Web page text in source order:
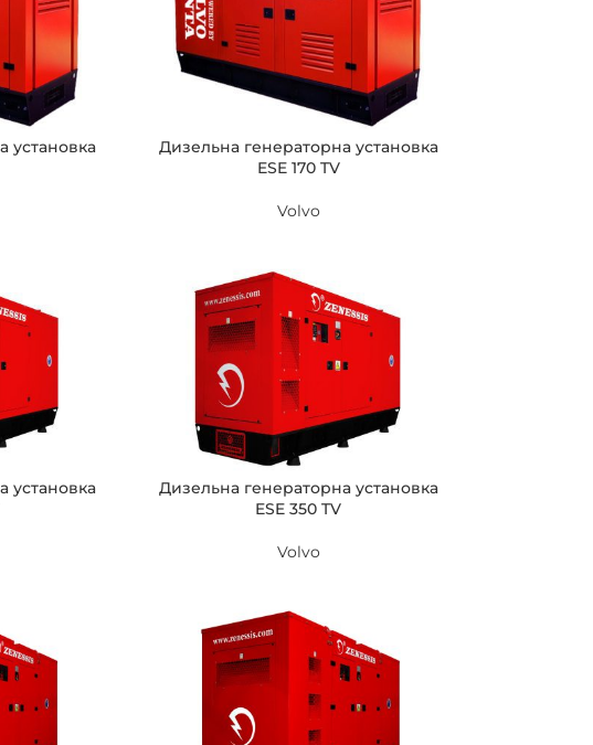
установка
Дизельна генераторна установка
ESE 170 TV
Volvo
установка
Дизельна генераторна установка
ESE 350 TV
Volvo